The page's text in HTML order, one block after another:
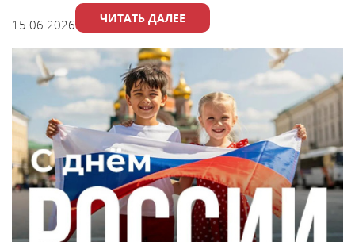
15.06.2026 ЧИТАТЬ ДАЛЕЕ